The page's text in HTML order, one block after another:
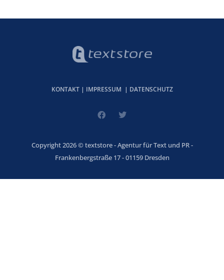
KONTAKT| IMPRESSUM | DATENSCHUTZ
Copyright 2026 © textstore - Agentur für Text und PR -
Frankenbergstraße 17 - 01159 Dresden